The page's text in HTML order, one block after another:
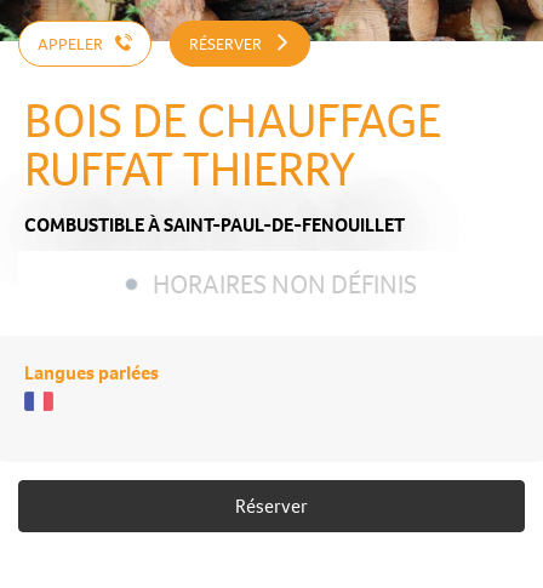
APPELER RÉSERVER
BOIS DE CHAUFFAGE
RUFFAT THIERRY
COMBUSTIBLEÀ SAINT-PAUL-DE-FENOUILLET
HORAIRES NON DÉFINIS
Langues parlées
Réserver